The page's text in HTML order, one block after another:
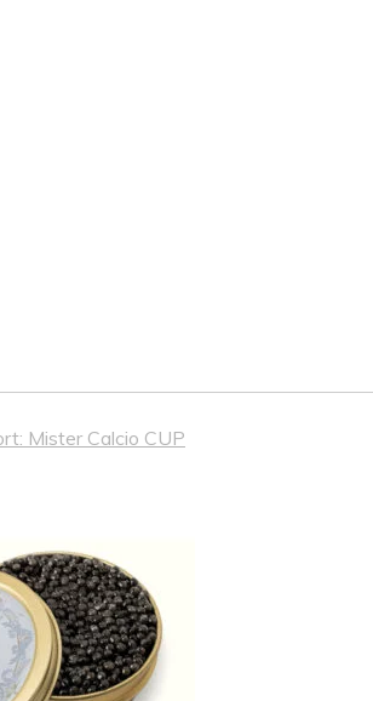
Mister Calcio CUP